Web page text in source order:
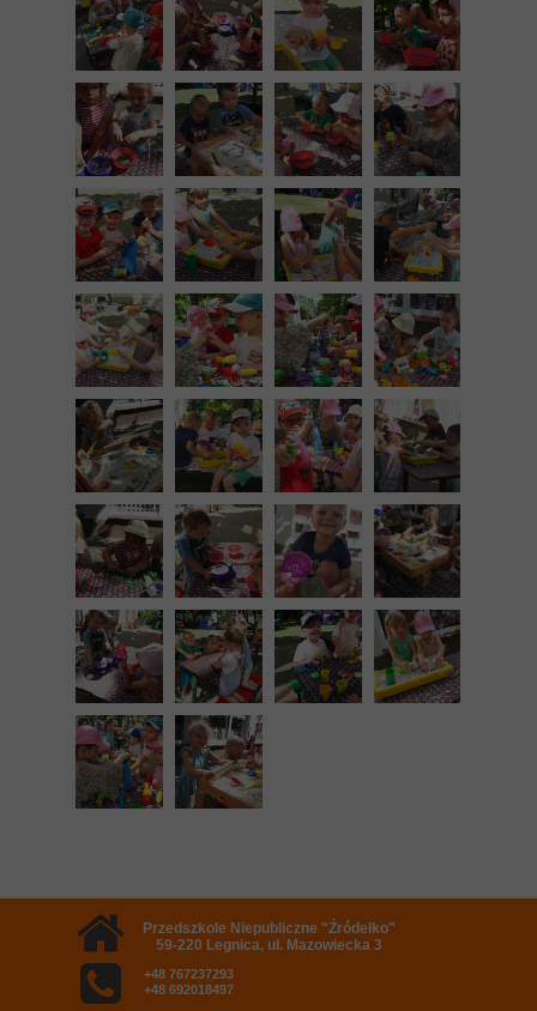
Przedszkole Niepubliczne "Źródełko"
59-220 Legnica, ul. Mazowiecka 3
+48 767237293
+48 692018497